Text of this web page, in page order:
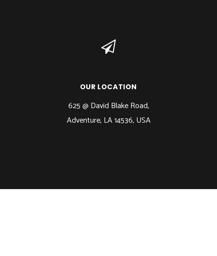
OUR LOCATION
625 @ David Blake Road,
Adventure, LA 14536, USA